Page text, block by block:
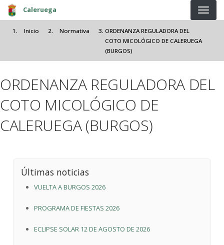
Pasar al contenido principal
Caleruega
Inicio Normativa
ORDENANZA REGULADORA DEL
COTO MICOLÓGICO DE CALERUEGA
(BURGOS)
ORDENANZA REGULADORA DEL
COTO MICOLÓGICO DE
CALERUEGA (BURGOS)
Últimas noticias
VUELTA A BURGOS 2026
PROGRAMA DE FIESTAS 2026
ECLIPSE SOLAR 12 DE AGOSTO DE 2026